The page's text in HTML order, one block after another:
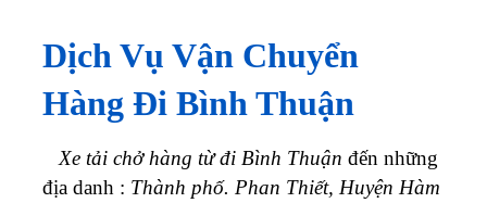
Dịch Vụ Vận Chuyển
Hàng Đi Bình Thuận
Xe tải chở hàng từ đi Bình Thuận đến những
địa danh : Thành phố. Phan Thiết, Huyện Hàm